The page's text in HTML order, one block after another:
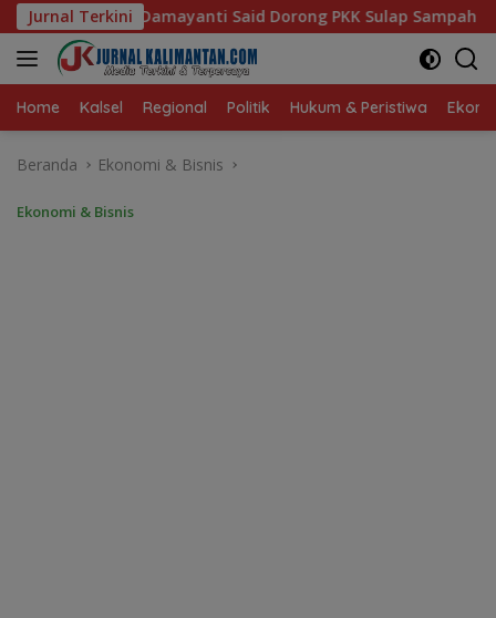
Langsung
ke
konten
Jurnal Terkini
Dorong PKK Sulap Sampah Jadi Sumber Penghasilan
Home Kalsel Regional Politik Hukum & Peristiwa
Beranda Ekonomi & Bisnis
Ekonomi & Bisnis